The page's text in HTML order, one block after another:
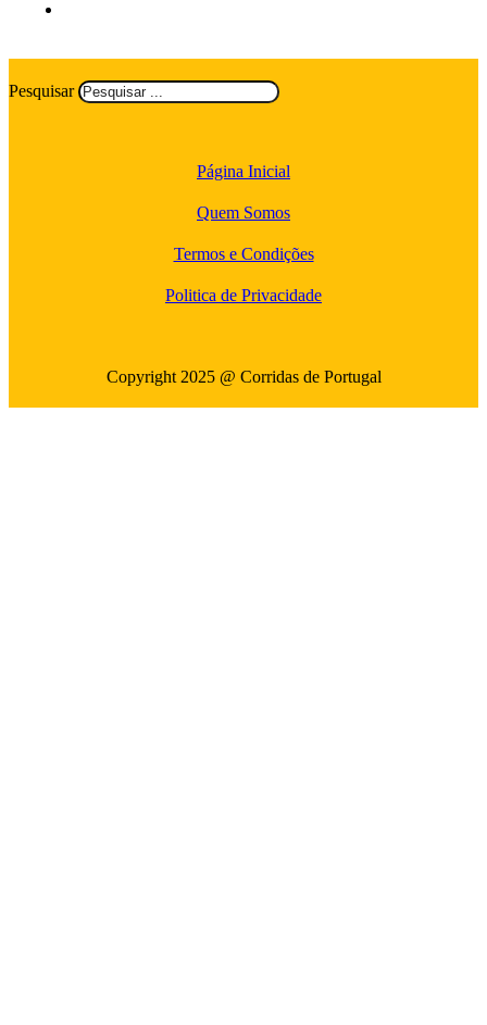
Pesquisar
Página Inicial
Quem Somos
Termos e Condições
Politica de Privacidade
Copyright 2025 @ Corridas de Portugal